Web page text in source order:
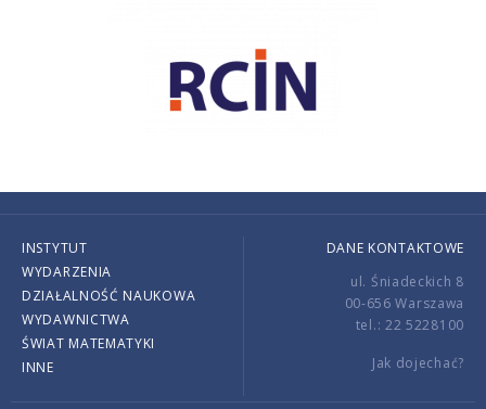
INSTYTUT
WYDARZENIA
DZIAŁALNOŚĆ NAUKOWA
WYDAWNICTWA
ŚWIAT MATEMATYKI
INNE
DANE KONTAKTOWE
ul. Śniadeckich 8
00-656 Warszawa
tel.: 22 5228100
Jak dojechać?